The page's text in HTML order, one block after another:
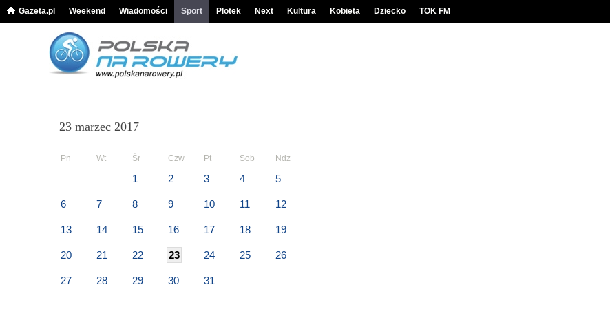
Gazeta.pl Weekend Wiadomości Sport Plotek Next Kultura Kobieta Dziecko TOK FM
23 marzec 2017
Pn Wt Śr Czw Pt Sob Ndz
1 2 3 4 5
6 7 8 9 10 11 12
13 14 15 16 17 18 19
20 21 22 23 24 25 26
27 28 29 30 31